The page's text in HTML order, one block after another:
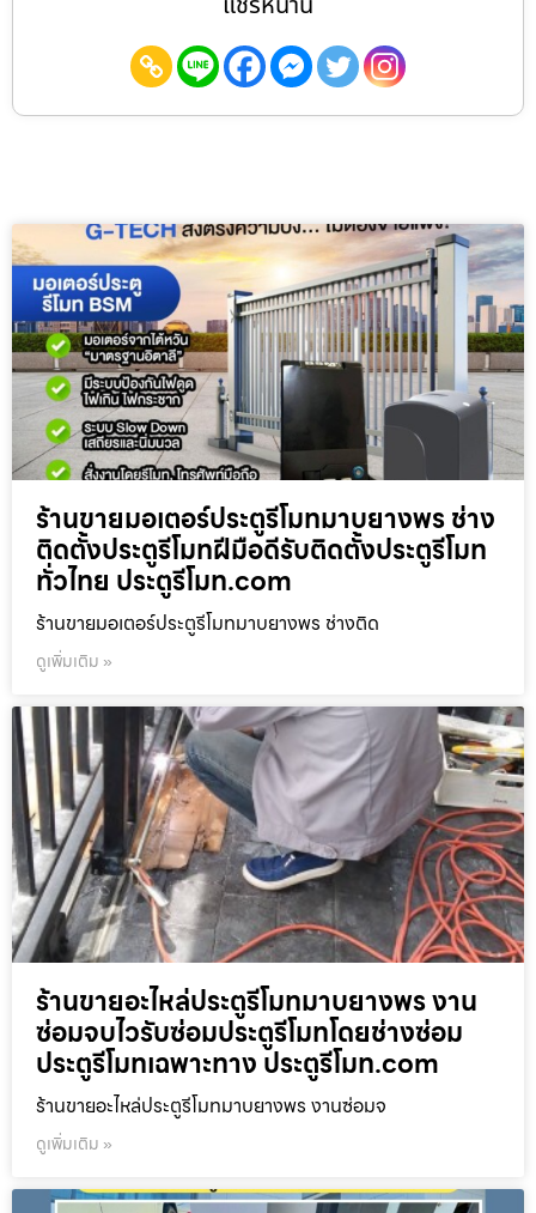
ร้านขายมอเตอร์ประตูรีโมทมาบยางพร ช่าง
ติดตั้งประตูรีโมทฝีมือดีรับติดตั้งประตูรีโมท
ทั่วไทย ประตูรีโมท.com
ร้านขายมอเตอร์ประตูรีโมทมาบยางพร ช่างติด
ดูเพิ่มเติม »
ร้านขายอะไหล่ประตูรีโมทมาบยางพร งาน
ซ่อมจบไวรับซ่อมประตูรีโมทโดยช่างซ่อม
ประตูรีโมทเฉพาะทาง ประตูรีโมท.com
ร้านขายอะไหล่ประตูรีโมทมาบยางพร งานซ่อมจ
ดูเพิ่มเติม »